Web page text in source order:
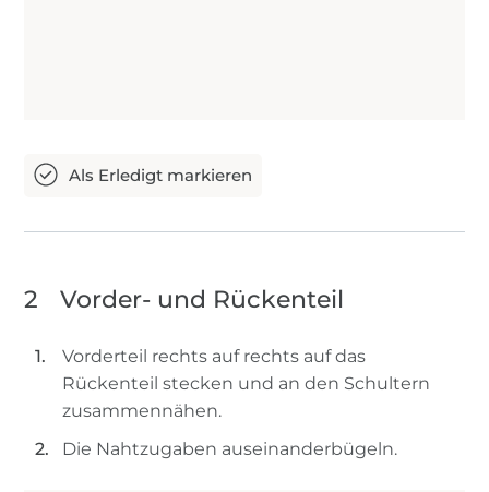
2 Vorder- und Rückenteil
Vorderteil rechts auf rechts auf das
Rückenteil stecken und an den Schultern
zusammennähen.
Die Nahtzugaben auseinanderbügeln.